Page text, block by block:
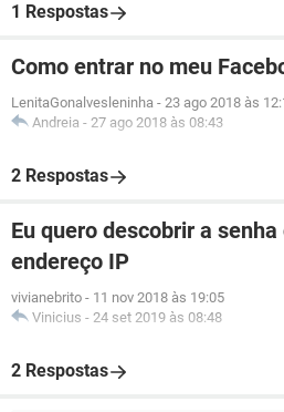
1 Respostas
Como entrar no meu
LenitaGonalvesleninha - 23 ago 2018 às
Andreia - 27 ago 2018 às 08:43
2 Respostas
Eu quero descobrir a
endereço IP
vivianebrito - 11 nov 2018 às 19:05
Vinicius - 24 set 2019 às 08:48
2 Respostas